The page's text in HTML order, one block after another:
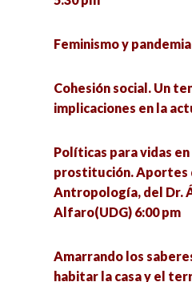
Feminismo y
Cohesión social. Un
implicaciones en la
Políticas para vidas
prostitución. Aportes
Antropología, del Dr.
Alfaro(UDG) 6:00 pm
Amarrando los
habitar la casa y el